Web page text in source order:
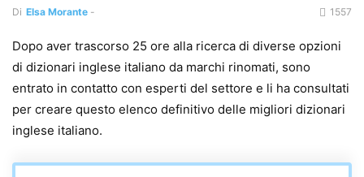
Di Elsa Morante - 1557
Dopo aver trascorso 25 ore alla ricerca di diverse opzioni
di dizionari inglese italiano da marchi rinomati, sono
entrato in contatto con esperti del settore e li ha consultati
per creare questo elenco definitivo delle migliori dizionari
inglese italiano.